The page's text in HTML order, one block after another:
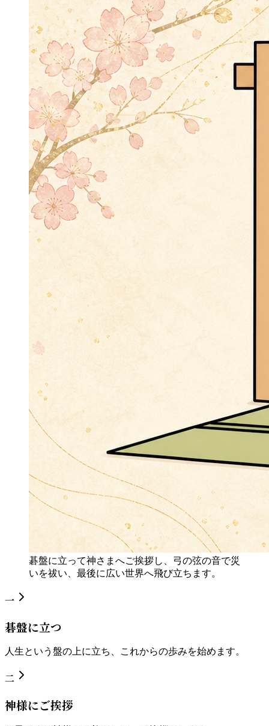
碁盤に立って神さまへご挨拶し、弓の弦の音で災
いを祓い、最後に広い世界へ飛び立ちます。
一
碁盤に立つ
人生という盤の上に立ち、これからの歩みを始めます。
二
神様にご挨拶